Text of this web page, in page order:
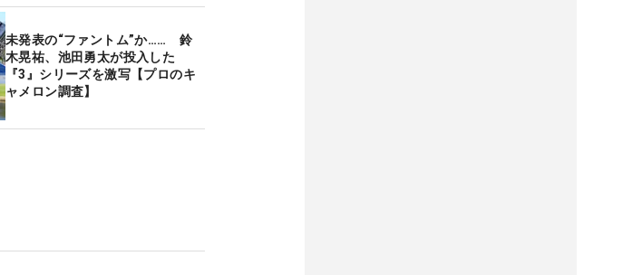
未発表の“ファントム”か…… 鈴
木晃祐、池田勇太が投入した
『3』シリーズを激写【プロのキ
ャメロン調査】